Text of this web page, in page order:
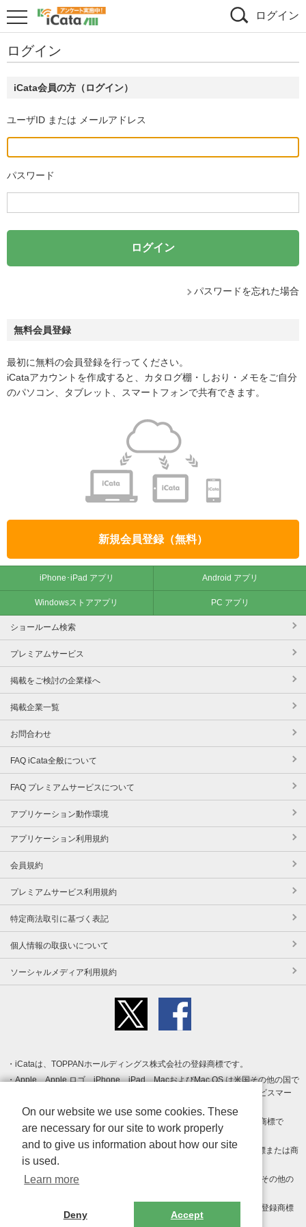
ログイン
ログイン
iCata会員の方（ログイン）
ユーザID または メールアドレス
パスワード
パスワードを忘れた場合
無料会員登録
最初に無料の会員登録を行ってください。
iCataアカウントを作成すると、カタログ棚・しおり・メモをご自分
のパソコン、タブレット、スマートフォンで共有できます。
新規会員登録（無料）
iPhone･iPad アプリ Android アプリ
Windowsストアアプリ PC アプリ
ショールーム検索
プレミアムサービス
掲載をご検討の企業様へ
掲載企業一覧
お問合わせ
FAQ iCata全般について
FAQ プレミアムサービスについて
アプリケーション動作環境
アプリケーション利用規約
会員規約
プレミアムサービス利用規約
特定商法取引に基づく表記
個人情報の取扱いについて
ソーシャルメディア利用規約
iCataは、TOPPANホールディングス株式会社の登録商標です。
Apple、Apple ロゴ、iPhone、iPad、MacおよびMac OS は米国その他の国で
登録された Apple Inc. の商標です。App Store は Apple Inc. のサービスマー
クです。
Android、Google Play および Google Play ロゴ は Google LLC の商標で
す。
Windows は Microsoft Inc.の米国およびその他の国における登録商標または商
標です。
Adobe、Adobe Reader、Adobe PDF は、Adobe Inc.の米国およびその他の
その他、記載されている会社名、商品名、ロゴは各社の商標または登録商標
On our website we use some cookies. These
are necessary for our site to work properly
and to give us information about how our site
is used.
Learn more
Deny Accept